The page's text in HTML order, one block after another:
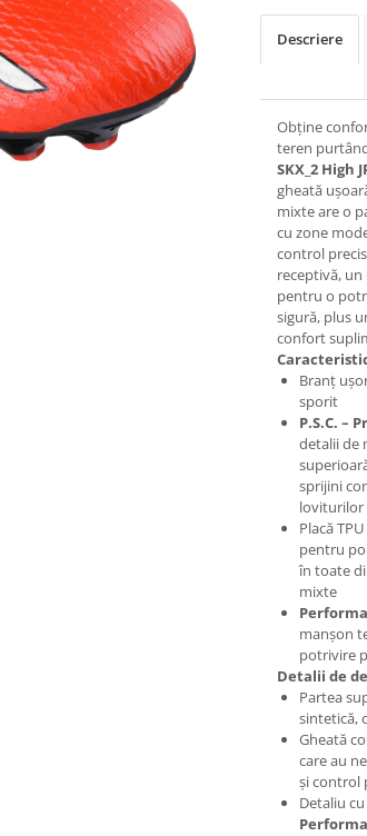
Descriere
Obține
teren
SKX_2 High
gheată
mixte are o
cu zone
control
receptivă,
pentru o
sigură, plus
confort
Branț
sporit
P.S.C. –
detalii de
sprijini
loviturilor
Placă
pentru
în toate
mixte
manșon
potrivire
Detalii de
Partea
sintetică,
Gheată
care au
și control
Detaliu